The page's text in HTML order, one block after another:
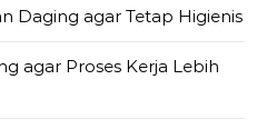
Daging agar Tetap Higienis
agar Proses Kerja Lebih